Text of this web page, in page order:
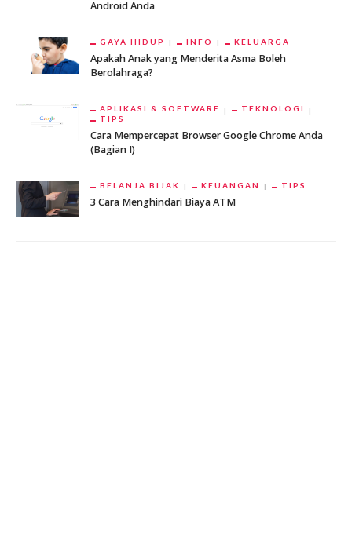
Android Anda
GAYA HIDUP INFO KELUARGA
Apakah Anak yang Menderita Asma Boleh
Berolahraga?
APLIKASI & SOFTWARE
TEKNOLOGI
TIPS
Cara Mempercepat Browser Google Chrome Anda
(Bagian I)
BELANJA BIJAK KEUANGAN TIPS
3 Cara Menghindari Biaya ATM